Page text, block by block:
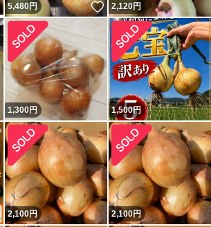
いいね！
5,480円 いいね！
2,120円
1,300円 1,500円
2,100円 2,100円